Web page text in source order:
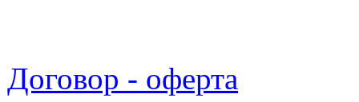
Договор - оферта